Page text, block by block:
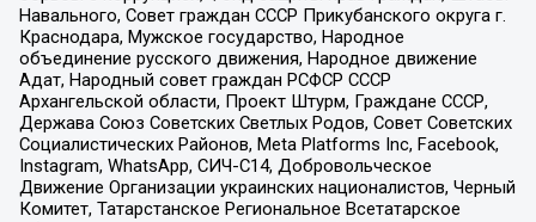
Навального, Совет граждан СССР Прикубанского округа г.
Краснодара, Мужское государство, Народное
объединение русского движения, Народное движение
Адат, Народный совет граждан РСФСР СССР
Архангельской области, Проект Штурм, Граждане СССР,
Держава Союз Советских Светлых Родов, Совет Советских
Социалистических Районов, Meta Platforms Inc, Facebook,
Instagram, WhatsApp, СИЧ-С14, Добровольческое
Движение Организации украинских националистов, Черный
Комитет, Татарстанское Региональное Всетатарское